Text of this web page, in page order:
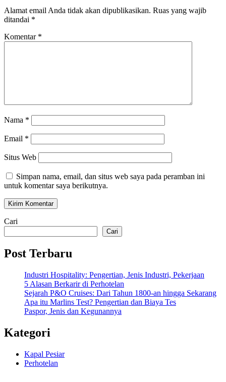
Alamat email Anda tidak akan dipublikasikan. Ruas yang wajib
ditandai *
Komentar *
Nama *
Email *
Situs Web
Simpan nama, email, dan situs web saya pada peramban ini
untuk komentar saya berikutnya.
Cari
Cari
Post Terbaru
Industri Hospitality: Pengertian, Jenis Industri, Pekerjaan
5 Alasan Berkarir di Perhotelan
Sejarah P&O Cruises: Dari Tahun 1800-an hingga Sekarang
Apa itu Marlins Test? Pengertian dan Biaya Tes
Paspor, Jenis dan Kegunannya
Kategori
Kapal Pesiar
Perhotelan